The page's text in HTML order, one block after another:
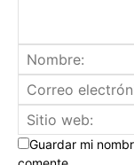
Guardar mi